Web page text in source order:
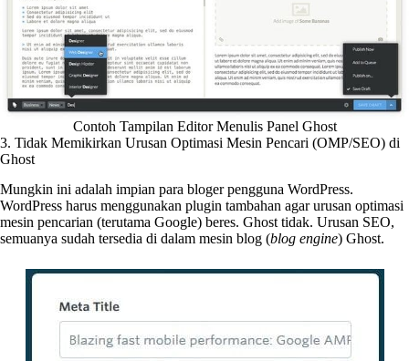
Contoh Tampilan Editor Menulis Panel Ghost
3. Tidak Memikirkan Urusan Optimasi Mesin Pencari (OMP/SEO) di
Ghost
Mungkin ini adalah impian para bloger pengguna WordPress.
WordPress harus menggunakan plugin tambahan agar urusan optimasi
mesin pencarian (terutama Google) beres. Ghost tidak. Urusan SEO,
semuanya sudah tersedia di dalam mesin blog (blog engine) Ghost.